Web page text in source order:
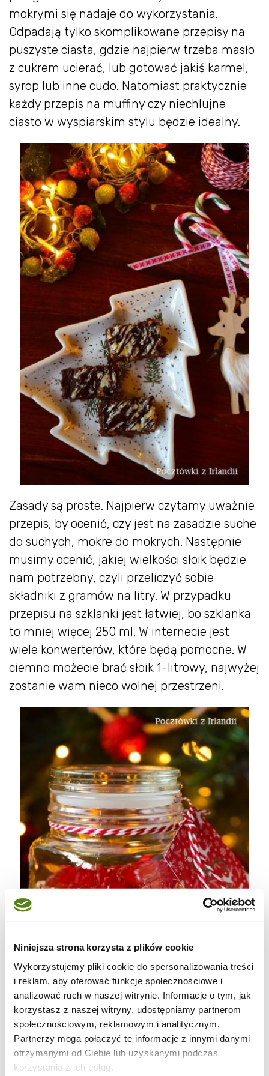
Niniejsza strona korzysta z plików cookie
Wykorzystujemy pliki cookie do spersonalizowania treści
i reklam, aby oferować funkcje społecznościowe i
analizować ruch w naszej witrynie. Informacje o tym, jak
korzystasz z naszej witryny, udostępniamy partnerom
społecznościowym, reklamowym i analitycznym.
Partnerzy mogą połączyć te informacje z innymi danymi
otrzymanymi od Ciebie lub uzyskanymi podczas
korzystania z ich usług.
mokrymi się nadaje do wykorzystania.
Odpadają tylko skomplikowane przepisy na
puszyste ciasta, gdzie najpierw trzeba masło
z cukrem ucierać, lub gotować jakiś karmel,
syrop lub inne cudo. Natomiast praktycznie
każdy przepis na muffiny czy niechlujne
ciasto w wyspiarskim stylu będzie idealny.
Zasady są proste. Najpierw czytamy uważnie
przepis, by ocenić, czy jest na zasadzie suche
do suchych, mokre do mokrych. Następnie
musimy ocenić, jakiej wielkości słoik będzie
nam potrzebny, czyli przeliczyć sobie
składniki z gramów na litry. W przypadku
przepisu na szklanki jest łatwiej, bo szklanka
to mniej więcej 250 ml. W internecie jest
wiele konwerterów, które będą pomocne. W
ciemno możecie brać słoik 1-litrowy, najwyżej
zostanie wam nieco wolnej przestrzeni.
Słoik musi być umyty i porządnie wytarty do